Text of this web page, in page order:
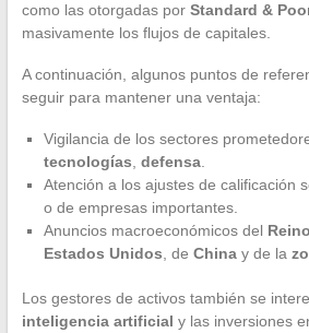
como las otorgadas por Standard &
masivamente los flujos de capitales.
A continuación, algunos puntos de
seguir para mantener una ventaja:
Vigilancia de los sectores
tecnologías defensa.
Atención a los ajustes de calificación
o de empresas importantes.
Anuncios macroeconómicos del
Estados Unidos , de Chinay de la
Los gestores de activos también se
inteligencia artificial y las inversiones